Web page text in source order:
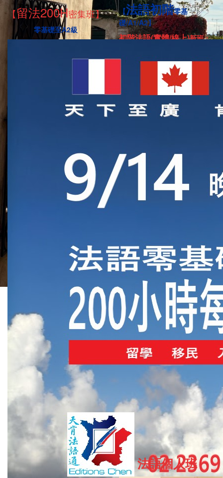
【法語初階零基
礎/A1/A2】
初階法語(實體/線上)新班：
(餘5名)
初階2 週一三晚 07/22 (實體)
初階3 週一三晚 09/30 (實體)
初階4 週一三晚 09/02 (線
法語進階
A2/B1/B2】
週三晚【流利法語的157個關鍵
動詞】
週四晚【A2-B1口語聽力】
週五晚
國際大事件】
週六早【B1-B2文法．Part 2】
週六午【Edito B1 ‧ 單元4-6】
完整課表/更多課程…
個人家教零基礎至
一對一/一對多
實體教室/線上
視訊
20小時/40小時/60小時
閱讀更多
【留法200H密集班】
零基礎至A2級
法語個人班